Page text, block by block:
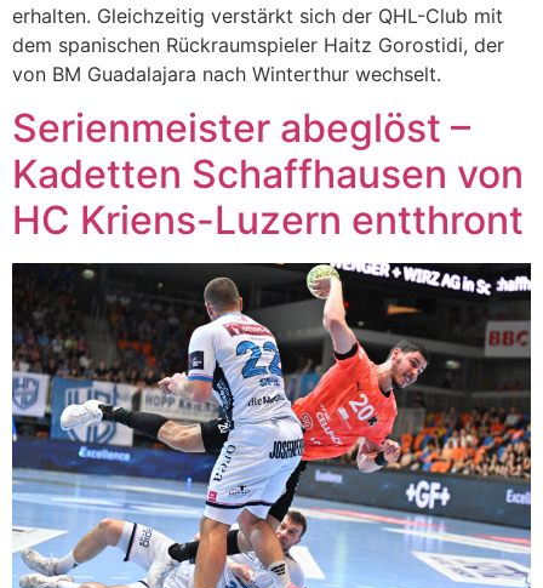
erhalten. Gleichzeitig verstärkt sich der QHL-Club mit
dem spanischen Rückraumspieler Haitz Gorostidi, der
von BM Guadalajara nach Winterthur wechselt.
Serienmeister abeglöst –
Kadetten Schaffhausen von
HC Kriens-Luzern entthront